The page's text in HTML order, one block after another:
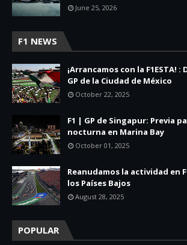
June 25, 2026
F1 NEWS
¡Arrancamos con la F1ESTA!
GP de la Ciudad de México
October 22, 2025
F1 | GP de Singapur: Previa
nocturna en Marina Bay
October 01, 2025
Reanudamos la actividad en
los Países Bajos
August 28, 2025
POPULAR